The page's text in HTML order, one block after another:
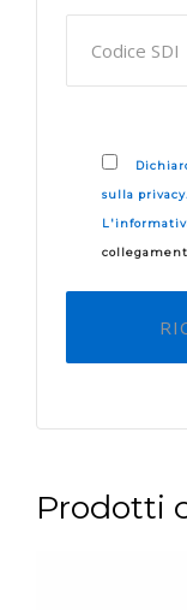
sulla privacy.
Prodotti